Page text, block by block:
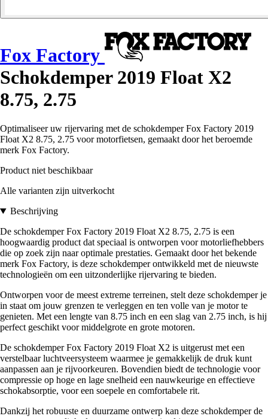
Fox Factory
Schokdemper 2019 Float X2
8.75, 2.75
Optimaliseer uw rijervaring met de schokdemper Fox Factory 2019
Float X2 8.75, 2.75 voor motorfietsen, gemaakt door het beroemde
merk Fox Factory.
Product niet beschikbaar
Alle varianten zijn uitverkocht
Beschrijving
De schokdemper Fox Factory 2019 Float X2 8.75, 2.75 is een
hoogwaardig product dat speciaal is ontworpen voor motorliefhebbers
die op zoek zijn naar optimale prestaties. Gemaakt door het bekende
merk Fox Factory, is deze schokdemper ontwikkeld met de nieuwste
technologieën om een uitzonderlijke rijervaring te bieden.
Ontworpen voor de meest extreme terreinen, stelt deze schokdemper je
in staat om jouw grenzen te verleggen en ten volle van je motor te
genieten. Met een lengte van 8.75 inch en een slag van 2.75 inch, is hij
perfect geschikt voor middelgrote en grote motoren.
De schokdemper Fox Factory 2019 Float X2 is uitgerust met een
verstelbaar luchtveersysteem waarmee je gemakkelijk de druk kunt
aanpassen aan je rijvoorkeuren. Bovendien biedt de technologie voor
compressie op hoge en lage snelheid een nauwkeurige en effectieve
schokabsorptie, voor een soepele en comfortabele rit.
Dankzij het robuuste en duurzame ontwerp kan deze schokdemper de